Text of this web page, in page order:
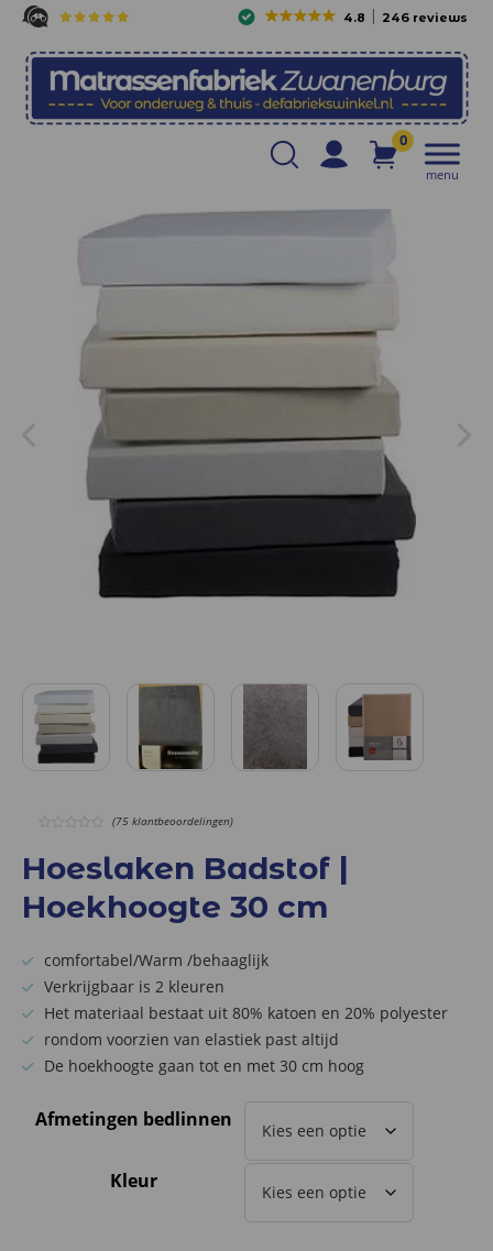
4.8 246 reviews
0
menu
(75 klantbeoordelingen)
Hoeslaken Badstof |
Hoekhoogte 30 cm
comfortabel/Warm /behaaglijk
Verkrijgbaar is 2 kleuren
Het materiaal bestaat uit 80% katoen en 20% polyester
rondom voorzien van elastiek past altijd
De hoekhoogte gaan tot en met 30 cm hoog
Afmetingen bedlinnen
Kleur